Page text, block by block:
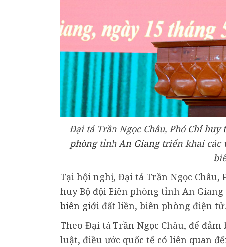
Đại tá Trần Ngọc Châu, Phó Chỉ huy
phòngtỉnhAn Giangtriển khai các
Tại hội nghị, Đại tá Trần Ngọc
huy Bộ đội Biên phòng tỉnh An
biên giới đất liền, biên phòng điện tử.
Theo Đại tá Trần Ngọc Châu, để
luật, điều ước quốc tế có liên quan